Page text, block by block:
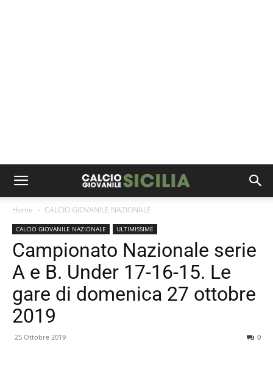
Home CALCIO GIOVANILE NAZIONALE
CALCIO GIOVANILE NAZIONALE ULTIMISSIME
Campionato Nazionale serie
A e B. Under 17-16-15. Le
gare di domenica 27 ottobre
2019
25 Ottobre 2019 0